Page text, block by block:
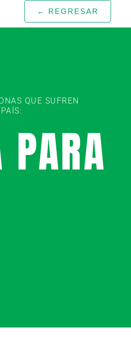
← REGRESAR
QUE SUFREN
PARA